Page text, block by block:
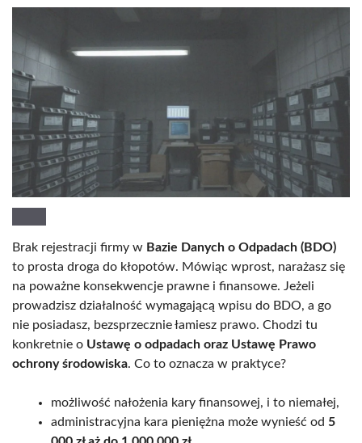
Brak rejestracji firmy w Bazie Danych o Odpadach (BDO)
to prosta droga do kłopotów. Mówiąc wprost, narażasz się
na poważne konsekwencje prawne i finansowe. Jeżeli
prowadzisz działalność wymagającą wpisu do BDO, a go
nie posiadasz, bezsprzecznie łamiesz prawo. Chodzi tu
konkretnie o Ustawę o odpadach oraz Ustawę Prawo
ochrony środowiska. Co to oznacza w praktyce?
możliwość nałożenia kary finansowej, i to niemałej,
administracyjna kara pieniężna może wynieść od 5